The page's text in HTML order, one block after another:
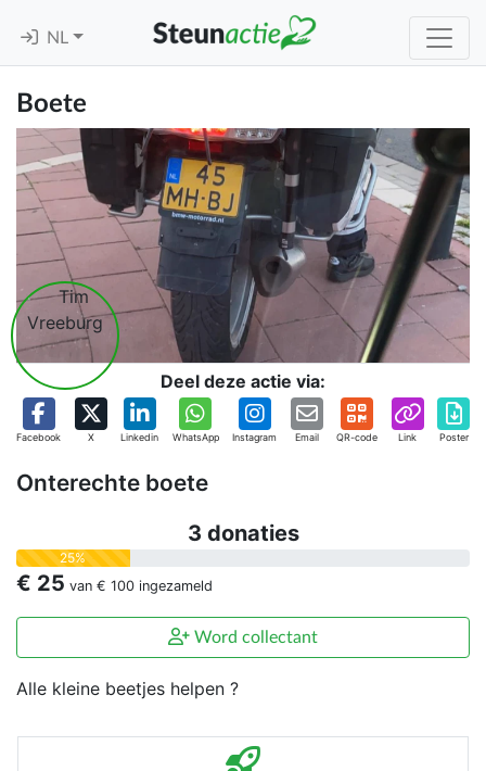
NL
Boete
Deel deze actie via:
Facebook X Linkedin WhatsApp Instagram Email QR-code Link Poster
Onterechte boete
3 donaties
25%
€ 25 van € 100 ingezameld
Word collectant
Alle kleine beetjes helpen ?